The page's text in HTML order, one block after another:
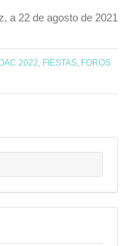
a 22 de agosto de 2021
2022 FIESTAS
FOROS